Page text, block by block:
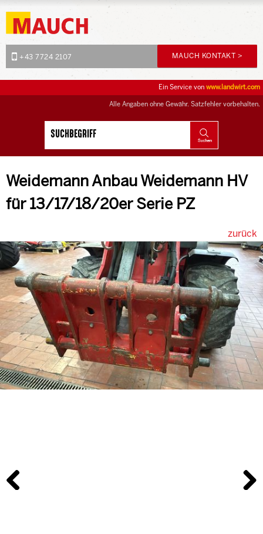
+43 7724 2107 MAUCH KONTAKT >
Alle Angaben ohne Gewähr. Satzfehler vorbehalten.
Ein Service von www.landwirt.com
Weidemann Anbau Weidemann HV
für 13/17/18/20er Serie PZ
zurück